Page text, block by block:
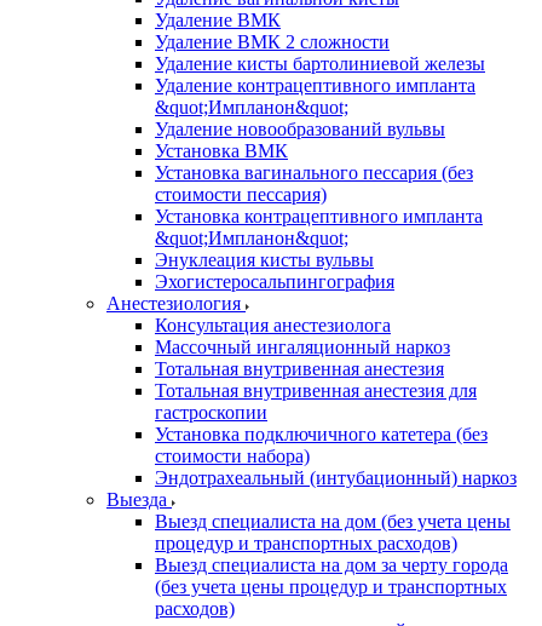
Удаление ВМК
Удаление ВМК 2 сложности
Удаление кисты бартолиниевой железы
Удаление контрацептивного импланта
&quot;Импланон&quot;
Удаление новообразований вульвы
Установка ВМК
Установка вагинального пессария (без
стоимости пессария)
Установка контрацептивного импланта
&quot;Импланон&quot;
Энуклеация кисты вульвы
Эхогистеросальпингография
Анестезиология
Консультация анестезиолога
Массочный ингаляционный наркоз
Тотальная внутривенная анестезия
Тотальная внутривенная анестезия для
гастроскопии
Установка подключичного катетера (без
стоимости набора)
Эндотрахеальный (интубационный) наркоз
Выезда
Выезд специалиста на дом (без учета цены
процедур и транспортных расходов)
Выезд специалиста на дом за черту города
(без учета цены процедур и транспортных
расходов)